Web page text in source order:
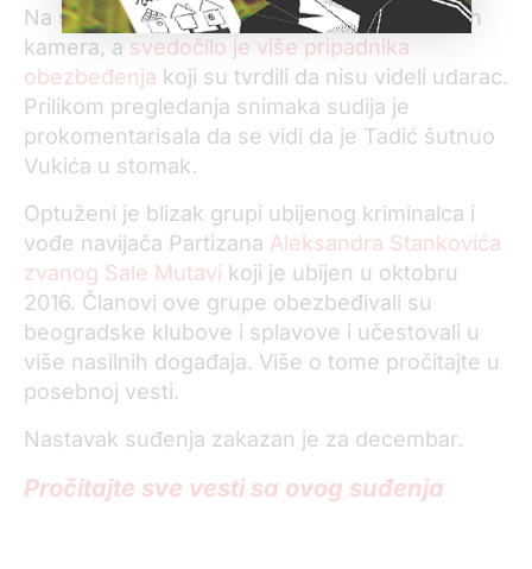
Na suđenju su pregledani snimci sigurnosnih
kamera, a svedočilo je više pripadnika
obezbeđenja koji su tvrdili da nisu videli udarac.
Prilikom pregledanja snimaka sudija je
prokomentarisala da se vidi da je Tadić šutnuo
Vukića u stomak.
Optuženi je blizak grupi ubijenog kriminalca i
vođe navijača Partizana Aleksandra Stankovića
zvanog Sale Mutavi koji je ubijen u oktobru
2016. Članovi ove grupe obezbeđivali su
beogradske klubove i splavove i učestovali u
više nasilnih događaja. Više o tome pročitajte u
posebnoj vesti.
Nastavak suđenja zakazan je za decembar.
Pročitajte sve vesti sa ovog suđenja